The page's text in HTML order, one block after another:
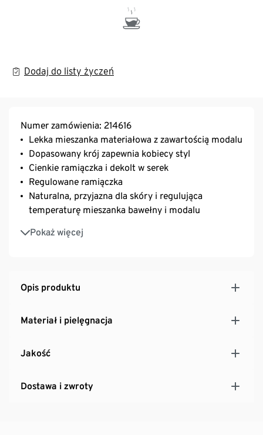
Dodaj do listy życzeń
Numer zamówienia: 214616
Lekka mieszanka materiałowa z zawartością modalu
Dopasowany krój zapewnia kobiecy styl
Cienkie ramiączka i dekolt w serek
Regulowane ramiączka
Naturalna, przyjazna dla skóry i regulująca
temperaturę mieszanka bawełny i modalu
Pokaż więcej
Z zawartością wysokogatunkowego, markowego
elastanu, zapewniającego trwałość i wysoką
Opis produktu
Materiał i pielęgnacja
Jakość
Dostawa i zwroty